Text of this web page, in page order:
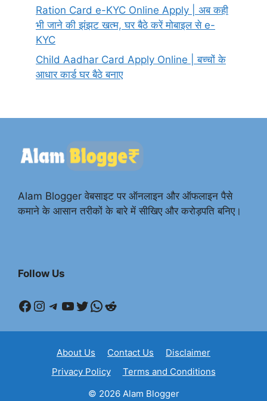
Ration Card e-KYC Online Apply | अब कही
भी जाने की झंझट खत्म, घर बैठे करें मोबाइल से e-
KYC
Child Aadhar Card Apply Online | बच्चों के
आधार कार्ड घर बैठे बनाए
Alam Blogger वेबसाइट पर ऑनलाइन और ऑफलाइन पैसे
कमाने के आसान तरीकों के बारे में सीखिए और करोड़पति बनिए।
Follow Us
Facebook
Instagram
Telegram
YouTube
Twitter
WhatsApp
Reddit
About Us Contact Us
Disclaimer
Privacy Policy
Terms and Conditions
© 2026 Alam Blogger